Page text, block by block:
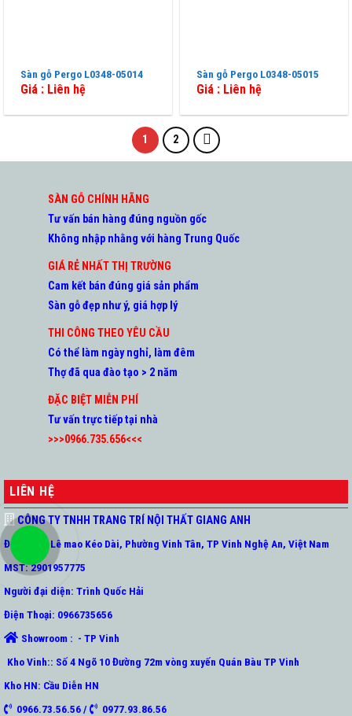
Sàn gỗ Pergo L0348-05014
Giá : Liên hệ
Sàn gỗ Pergo L0348-05015
Giá : Liên hệ
1 2
SÀN GỖ CHÍNH HÃNG
Tư vấn bán hàng đúng nguồn gốc
Không nhập nhằng với hàng Trung Quốc
GIÁ RẺ NHẤT THỊ TRƯỜNG
Cam kết bán đúng giá sản phẩm
Sàn gỗ đẹp như ý, giá hợp lý
THI CÔNG THEO YÊU CẦU
Có thể làm ngày nghỉ, làm đêm
Thợ đã qua đào tạo > 2 năm
ĐẶC BIỆT MIỄN PHÍ
Tư vấn trực tiếp tại nhà
>>>0966.735.656<<<
LIÊN HỆ
CÔNG TY TNHH TRANG TRÍ NỘI THẤT GIANG ANH
ĐC: Số 3B Lê mao Kéo Dài, Phường Vinh Tân, TP Vinh Nghệ An, Việt Nam
MST: 2901957775
Người đại diện: Trình Quốc Hải
Điện Thoại: 0966735656
Showroom : - TP Vinh
Kho Vinh:: Số 4 Ngõ 10 Đường 72m vòng xuyến Quán Bàu TP Vinh
Kho HN: Cầu Diễn HN
0966.73.56.56 /
0977.93.86.56